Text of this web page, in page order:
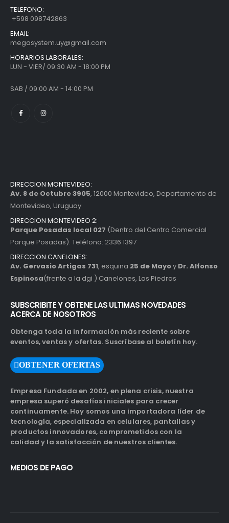
TELEFONO:
+598 098742863
EMAIL:
megasystem.uy@gmail.com
HORARIOS LABORALES:
LUN - VIER/ 09:30 AM - 18:00 PM
SAB / 09:00 AM - 14:00 PM
DIRECCION MONTEVIDEO:
Av. 8 de Octubre 3905, 12000 Montevideo, Departamento de
Montevideo, Uruguay
DIRECCION MONTEVIDEO 2:
Parque Posadas local 027 (Dentro del Centro Comercial
Parque Posadas). Teléfono: 2336 1397
DIRECCION CANELONES:
Av. Gervasio Artigas 731, esquina 25 de Mayoy Dr. Alfonso
Espinosa(frente a la dgi ) Canelones, Las Piedras
SUBSCRIBITE Y OBTENE LAS ULTIMAS NOVEDADES
ACERCA DE NOSOTROS
Obtenga toda la información más reciente sobre
eventos, ventas y ofertas. Suscríbase al boletín hoy.
OBTENER OFERTAS
Empresa Fundada en 2002, en plena crisis, nuestra
empresa superó desafíos iniciales para crecer
continuamente. Hoy somos una importadora líder de
tecnología, especializada en celulares, pantallas y
productos innovadores, comprometidos con la
calidad y la satisfacción de nuestros clientes.
MEDIOS DE PAGO